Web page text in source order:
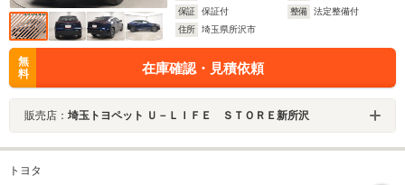
保証
保証付 整備
法定整備付
住所
埼玉県所沢市
無
料
在庫確認・見積依頼
販売店： 埼玉トヨペット Ｕ－ＬＩＦＥ ＳＴＯＲＥ新所沢
トヨタ